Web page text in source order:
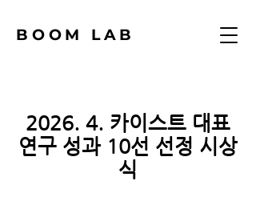
BOOM LAB
2026. 4. 카이스트 대표
연구 성과 10선 선정 시상
식